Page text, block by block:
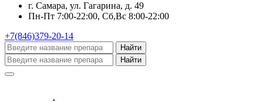
г. Самара, ул. Гагарина, д. 49
Пн-Пт 7:00-22:00, Сб,Вс 8:00-22:00
+7(846)379-20-14
Найти
Найти